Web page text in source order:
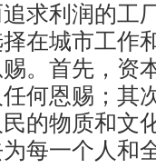
求利润的工
在城市工作
。首先，资
何恩赐；其
的物质和文
每一个人和